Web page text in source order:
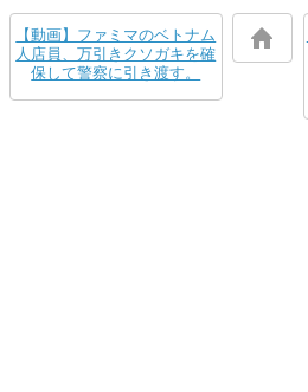
【動画】ファミマのベトナム
人店員、万引きクソガキを確
保して警察に引き渡す。